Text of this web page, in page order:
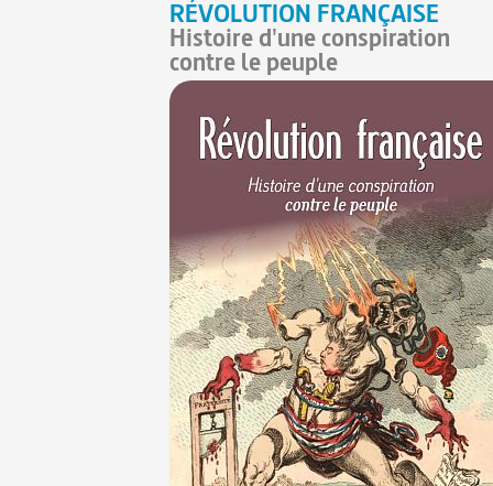
RÉVOLUTION FRANÇAISE
Histoire d'une conspiration
contre le peuple